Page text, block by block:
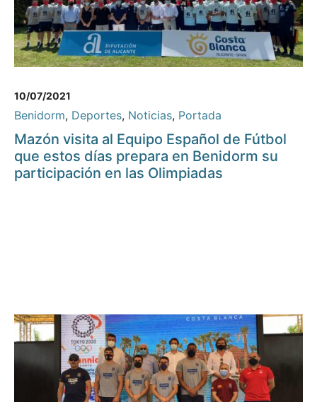
10/07/2021
Benidorm, Deportes, Noticias, Portada
Mazón visita al Equipo Español de Fútbol
que estos días prepara en Benidorm su
participación en las Olimpiadas